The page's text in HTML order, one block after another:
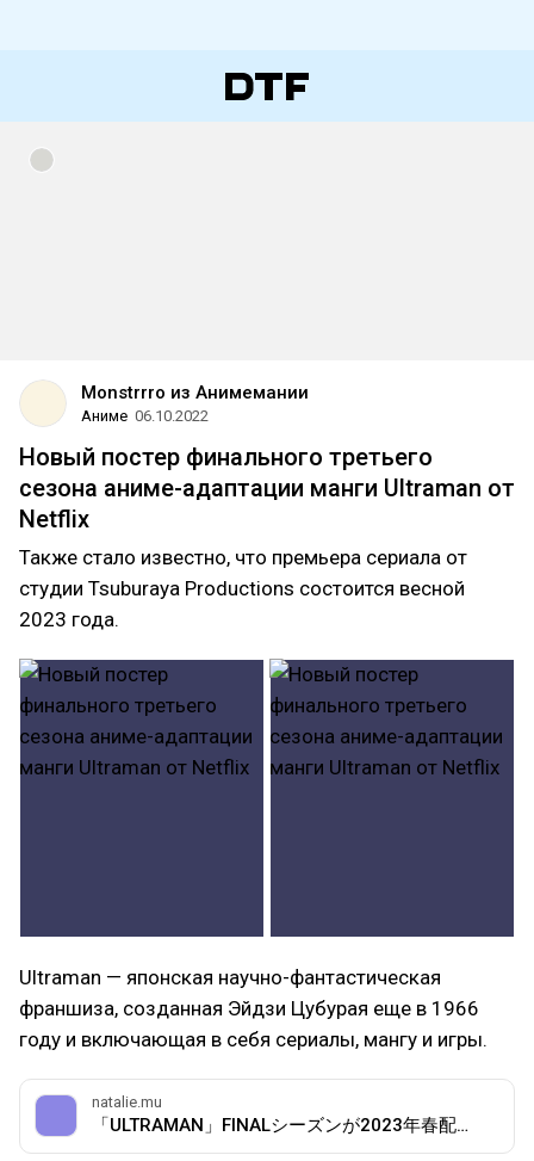
Monstrrro из Анимемании
Аниме 06.10.2022
Новый постер финального третьего
сезона аниме-адаптации манги Ultraman от
Netflix
Также стало известно, что премьера сериала от
студии Tsuburaya Productions состоится весной
2023 года.
Ultraman — японская научно-фантастическая
франшиза, созданная Эйдзи Цубурая еще в 1966
году и включающая в себя сериалы, мангу и игры.
natalie.mu
「ULTRAMAN」FINALシーズンが2023年春配信、清水栄一×下口智裕描き下ろしビジュ